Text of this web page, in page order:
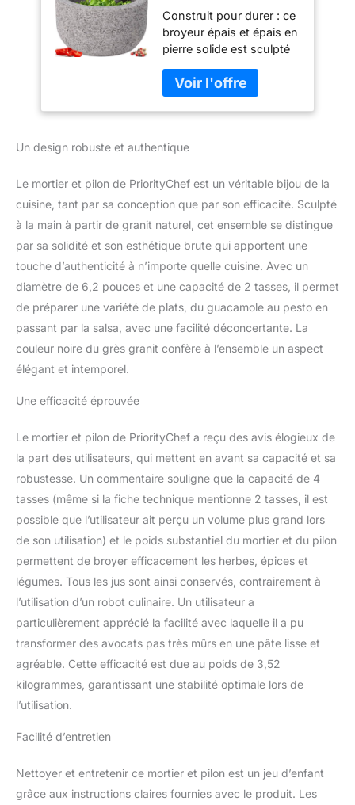
résistant 4 tasses,
sculpté à la main à
partir de granit
naturel, pour faire
du guacamole frais,
de la salsa, du
pesto, du broyeur
broyeur
Construit pour durer : ce
broyeur épais et épais en
pierre solide est sculpté
main à partir d'une pièce
solide de granit
naturellement formé.
guacamole robuste sera
n'importe quel plan de
travail et fera l'affaire
pendant de nombreuses
années Faites de
délicieux guacamole,
salsa, pesto et plus
encore. Fait maison,
pesto et plus encore
peuvent être préparés à
la demande avec cet
en toute simplicité en
utilisant votre molcajete
de granit que toute la
famille peut déguster
Broyez, mélangez et
écrasez les saveurs les
ensemble de mortier et
pilon de grande taille
avec une capacité extra
large de 4 tasses et un
fait le travail rapidement.
Écrasez, broyez et pilez
les herbes, les noix, les
épices et plus encore
travail : ce mortier et
pilon en pierre de granit
Un design robuste et authentique
Le mortier et pilon de PriorityChef est un véritable bijou de la
cuisine, tant par sa conception que par son efficacité. Sculpté
à la main à partir de granit naturel, cet ensemble se distingue
par sa solidité et son esthétique brute qui apportent une
touche d’authenticité à n’importe quelle cuisine. Avec un
diamètre de 6,2 pouces et une capacité de 2 tasses, il permet
de préparer une variété de plats, du guacamole au pesto en
passant par la salsa, avec une facilité déconcertante. La
couleur noire du grès granit confère à l’ensemble un aspect
élégant et intemporel.
Une efficacité éprouvée
Le mortier et pilon de PriorityChef a reçu des avis élogieux de
la part des utilisateurs, qui mettent en avant sa capacité et sa
robustesse. Un commentaire souligne que la capacité de 4
tasses (même si la fiche technique mentionne 2 tasses, il est
possible que l’utilisateur ait perçu un volume plus grand lors
de son utilisation) et le poids substantiel du mortier et du pilon
permettent de broyer efficacement les herbes, épices et
légumes. Tous les jus sont ainsi conservés, contrairement à
l’utilisation d’un robot culinaire. Un utilisateur a
particulièrement apprécié la facilité avec laquelle il a pu
transformer des avocats pas très mûrs en une pâte lisse et
agréable. Cette efficacité est due au poids de 3,52
kilogrammes, garantissant une stabilité optimale lors de
l’utilisation.
Facilité d’entretien
Nettoyer et entretenir ce mortier et pilon est un jeu d’enfant
grâce aux instructions claires fournies avec le produit. Les